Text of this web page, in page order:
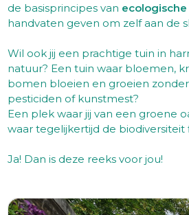
de basisprincipes van
handvaten geven om zelf aan de
Wil ook jij een prachtige tuin in
natuur? Een tuin waar bloemen,
bomen bloeien en groeien
pesticiden of kunstmest?
Een plek waar jij van een groene
waar tegelijkertijd de biodiversiteit
Ja! Dan is deze reeks voor jou!